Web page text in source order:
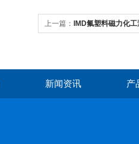
上一篇： IMD氟塑料磁力化工
新闻资讯 产